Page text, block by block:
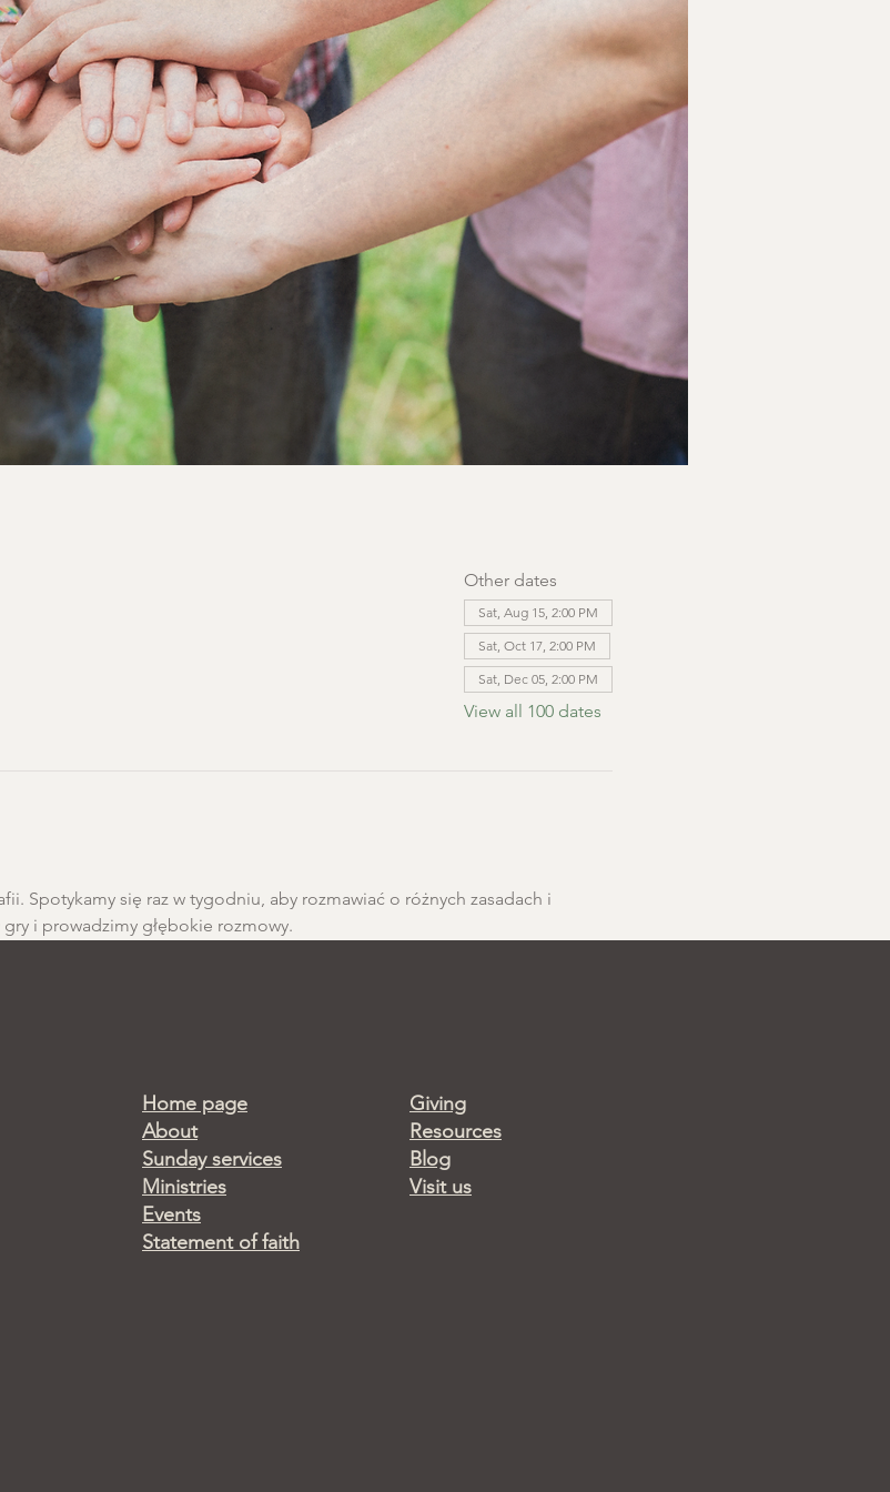
Other dates
Sat, Aug 15, 2:00 PM
Sat, Oct 17, 2:00 PM
Sat, Dec 05, 2:00 PM
View all 100 dates
Spotykamy się raz w tygodniu, aby rozmawiać o różnych zasadach i
i prowadzimy głębokie rozmowy.
Home page
About
Sunday services
Ministries
Events
Statement of faith
Giving
Resources
Blog
Visit us